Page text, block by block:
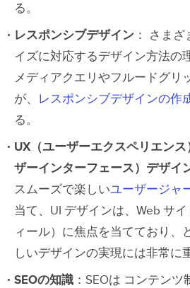
る。
レスポンシブデザイン ： さま
イズに対応するデザイン方法の
メディアクエリやフルードグリ
が、 レスポンシブデザインの作
る。
UX（ユーザーエクスペリエン
ザーインターフェース）デザイ
スムーズで楽しいユーザージャ
当て、UI デザインは、Web サ
ィール）に焦点を当てており、
しいデザインの実現には非常に
SEOの知識 ：SEOは コンテン